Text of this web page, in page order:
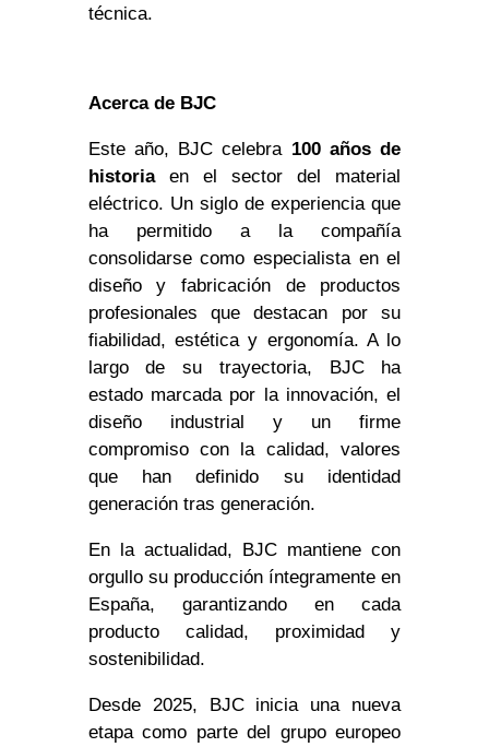
técnica.
Acerca de BJC
Este año, BJC celebra 100 años de
historia en el sector del material
eléctrico. Un siglo de experiencia que
ha permitido a la compañía
consolidarse como especialista en el
diseño y fabricación de productos
profesionales que destacan por su
fiabilidad, estética y ergonomía. A lo
largo de su trayectoria, BJC ha
estado marcada por la innovación, el
diseño industrial y un firme
compromiso con la calidad, valores
que han definido su identidad
generación tras generación.
En la actualidad, BJC mantiene con
orgullo su producción íntegramente en
España, garantizando en cada
producto calidad, proximidad y
sostenibilidad.
Desde 2025, BJC inicia una nueva
etapa como parte del grupo europeo